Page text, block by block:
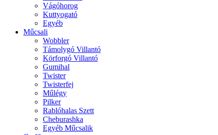
Vágóhorog
Kuttyogató
Egyéb
Műcsali
Wobbler
Támolygó Villantó
Körforgó Villantó
Gumihal
Twister
Twisterfej
Műlégy
Pilker
Rablóhalas Szett
Cheburashka
Egyéb Műcsalik